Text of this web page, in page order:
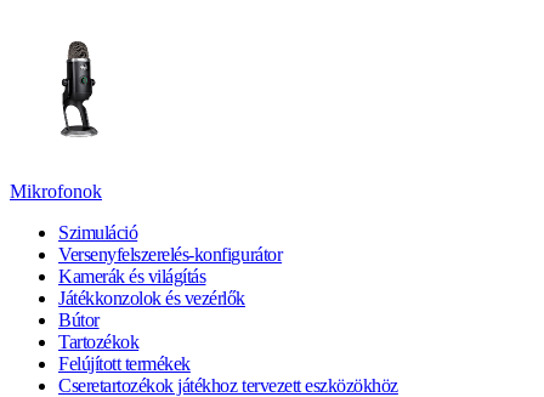
Mikrofonok
Szimuláció
Versenyfelszerelés-konfigurátor
Kamerák és világítás
Játékkonzolok és vezérlők
Bútor
Tartozékok
Felújított termékek
Cseretartozékok játékhoz tervezett eszközökhöz